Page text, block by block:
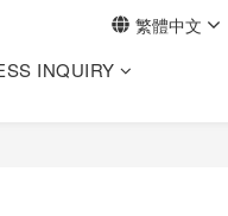
繁體中文
INQUIRY